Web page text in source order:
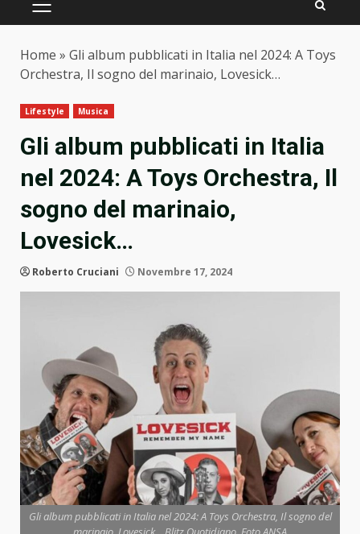
PRIMARY
Home » Gli album pubblicati in Italia nel 2024: A Toys
Orchestra, Il sogno del marinaio, Lovesick…
Lifestyle Musica
Gli album pubblicati in Italia
nel 2024: A Toys Orchestra, Il
sogno del marinaio,
Lovesick…
Roberto Cruciani Novembre 17, 2024
Gli album pubblicati in Italia nel 2024: A Toys Orchestra, Il sogno del